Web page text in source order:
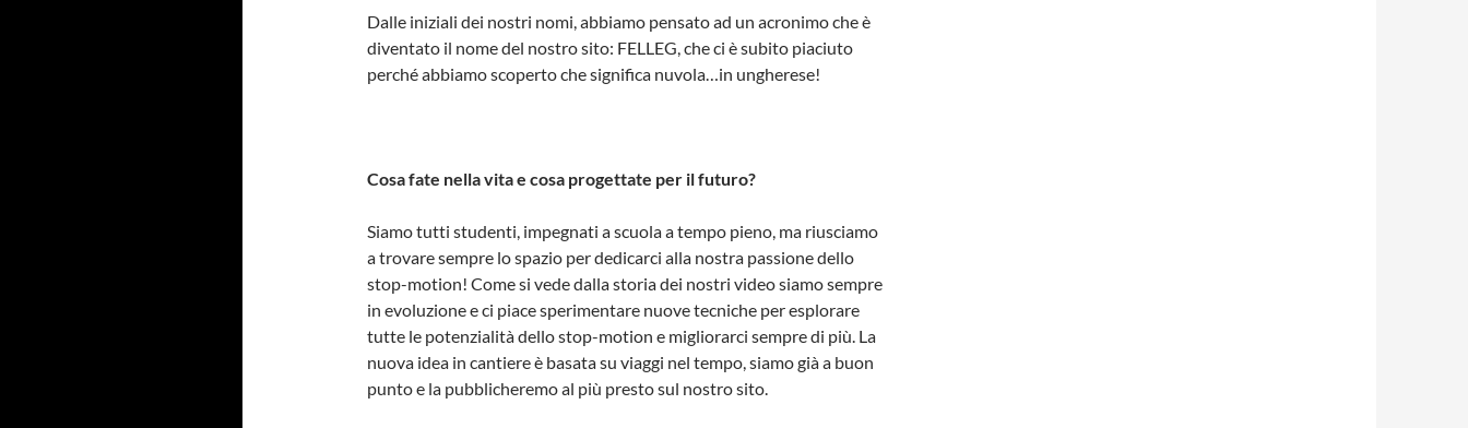
Dalle iniziali dei nostri nomi, abbiamo pensato ad un acronimo che è
diventato il nome del nostro sito: FELLEG, che ci è subito piaciuto
perché abbiamo scoperto che significa nuvola…in ungherese!
Cosa fate nella vita e cosa progettate per il futuro?
Siamo tutti studenti, impegnati a scuola a tempo pieno, ma riusciamo
a trovare sempre lo spazio per dedicarci alla nostra passione dello
stop-motion! Come si vede dalla storia dei nostri video siamo sempre
in evoluzione e ci piace sperimentare nuove tecniche per esplorare
tutte le potenzialità dello stop-motion e migliorarci sempre di più. La
nuova idea in cantiere è basata su viaggi nel tempo, siamo già a buon
punto e la pubblicheremo al più presto sul nostro sito.